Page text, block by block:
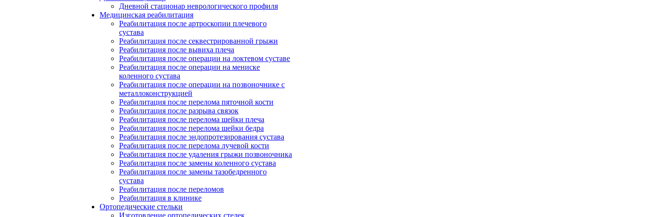
Дневной стационар неврологического профиля
Медицинская реабилитация
Реабилитация после артроскопии плечевого
сустава
Реабилитация после секвестрированной грыжи
Реабилитация после вывиха плеча
Реабилитация после операции на локтевом суставе
Реабилитация после операции на мениске
коленного сустава
Реабилитация после операции на позвоночнике с
металлоконструкцией
Реабилитация после перелома пяточной кости
Реабилитация после разрыва связок
Реабилитация после перелома шейки плеча
Реабилитация после перелома шейки бедра
Реабилитация после эндопротезирования сустава
Реабилитация после перелома лучевой кости
Реабилитация после удаления грыжи позвоночника
Реабилитация после замены коленного сустава
Реабилитация после замены тазобедренного
сустава
Реабилитация после переломов
Реабилитация в клинике
Ортопедические стельки
Изготовление ортопедических стелек